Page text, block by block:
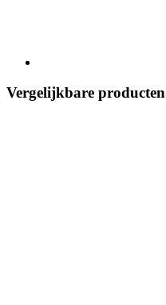
Vergelijkbare producten